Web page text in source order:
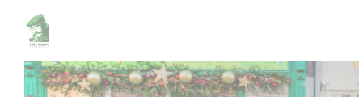
クッキー利用の管理について